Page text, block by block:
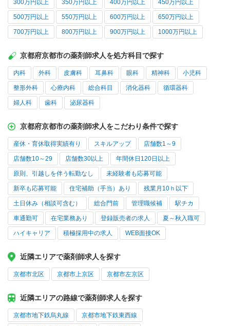
300万円以上 350万円以上 400万円以上 450万円以上
500万円以上 550万円以上 600万円以上 650万円以上
700万円以上 800万円以上 900万円以上 1000万円以上
京都府京都市の薬剤師求人を処方科目で探す
内科 外科 皮膚科 耳鼻科 眼科 精神科 小児科
整形外科 心療内科 総合科目 消化器科 循環器科
婦人科 歯科 泌尿器科
京都府京都市の薬剤師求人をこだわり条件で探す
産休・育休取得実績有り スキルアップ 店舗数1～9
店舗数10～29 店舗数30以上 年間休日120日以上
原則、引越しを伴う転勤なし 未経験者も応募可能
新卒も応募可能 住宅補助（手当）あり 残業月10ｈ以下
土日休み（相談可含む） 総合門前 管理職候補 駅チカ
車通勤可 在宅業務あり 登録販売者の求人 夏～秋入職可
ハイキャリア 積極採用中の求人 WEB面接OK
近隣エリアで薬剤師求人を探す
京都市北区 京都市上京区 京都市左京区
近隣エリアの路線で薬剤師求人を探す
京都市地下鉄烏丸線 京都市地下鉄東西線